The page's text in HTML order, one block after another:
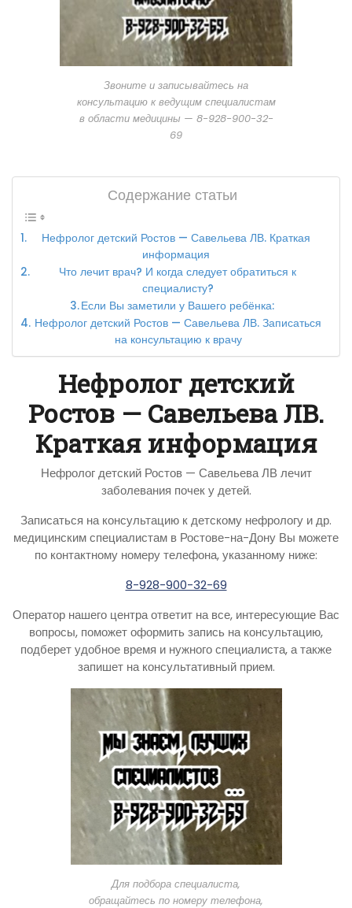
Звоните и записывайтесь на
консультацию к ведущим специалистам
в области медицины — 8-928-900-32-
69
Содержание статьи
Нефролог детский Ростов — Савельева ЛВ. Краткая
информация
Что лечит врач? И когда следует обратиться к
специалисту?
Если Вы заметили у Вашего ребёнка:
Нефролог детский Ростов — Савельева ЛВ. Записаться
на консультацию к врачу
Нефролог детский
Ростов — Савельева ЛВ.
Краткая информация
Нефролог детский Ростов — Савельева ЛВ лечит
заболевания почек у детей.
Записаться на консультацию к детскому нефрологу и др.
медицинским специалистам в Ростове-на-Дону Вы можете
по контактному номеру телефона, указанному ниже:
8-928-900-32-69
Оператор нашего центра ответит на все, интересующие Вас
вопросы, поможет оформить запись на консультацию,
подберет удобное время и нужного специалиста, а также
запишет на консультативный прием.
Для подбора специалиста,
обращайтесь по номеру телефона,